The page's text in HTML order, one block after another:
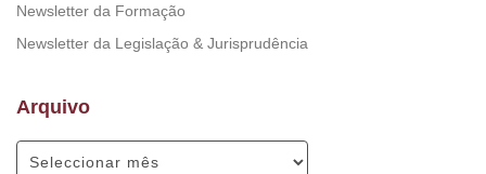
Newsletter da Formação
Newsletter da Legislação & Jurisprudência
Arquivo